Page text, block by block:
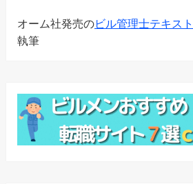
オーム社発売のビル管理士テキスト
執筆